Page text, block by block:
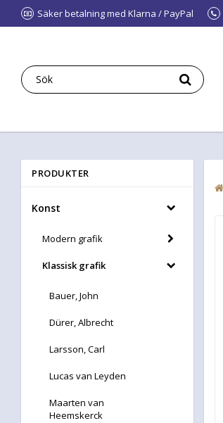
Säker betalning med Klarna / PayPal
PRODUKTER
Konst
Modern grafik
Klassisk grafik
Bauer, John
Dürer, Albrecht
Larsson, Carl
Lucas van Leyden
Maarten van
Heemskerck